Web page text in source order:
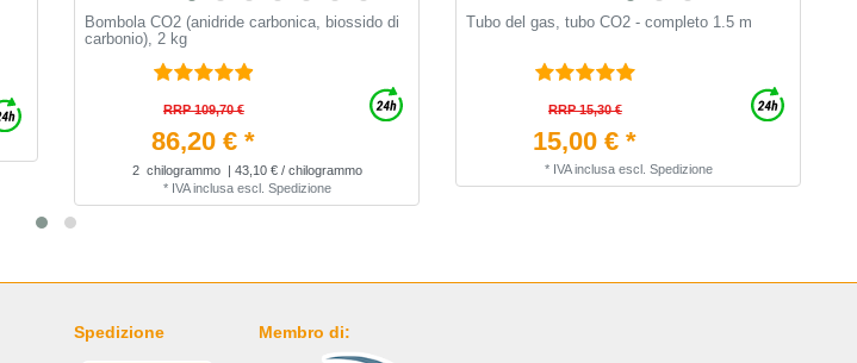
Bombola CO2 (anidride carbonica, biossido di
carbonio), 2 kg
RRP 109,70 €
86,20 € *
2 chilogrammo
| 43,10 € / chilogrammo
* IVA inclusaescl. Spedizione
Tubo del gas, tubo CO2 - completo 1.5 m
RRP 15,30 €
15,00 € *
* IVA inclusaescl. Spedizione
Spedizione Membro di: